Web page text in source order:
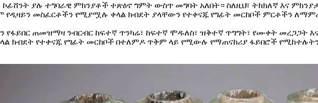
ኮፊሸንት ያሉ ተግባራዊ ምክንያቶች ተጽዕኖ ግምት ውስጥ መግባት አለበት። ስለዚህ፣ ትክክለኛ እና
የዲዛይን መስፈርቶችን የሚያሟሉ ቀላል ክብደት ያላቸውን የተቀናጁ የግፊት መርከቦች ምርቶችን
ጠመዝማዛ ንብርብር ከፍተኛ ጥንካሬ፣ ከፍተኛ ሞዱለስ፣ ዝቅተኛ ጥግግት፣ የሙቀት መረጋጋት
ክብደት የተቀናጁ የግፊት መርከቦች በተለምዶ ጥቅም ላይ የሚውሉ የማጠናከሪያ ፋይበሮች